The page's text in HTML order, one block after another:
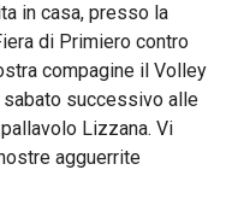
in casa, presso la
di Primiero contro
compagine il Volley
successivo alle
Lizzana. Vi
agguerrite